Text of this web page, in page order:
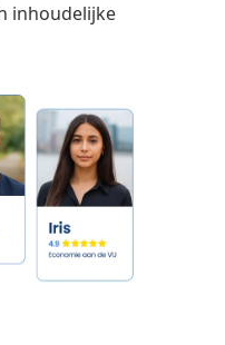
inhoudelijke